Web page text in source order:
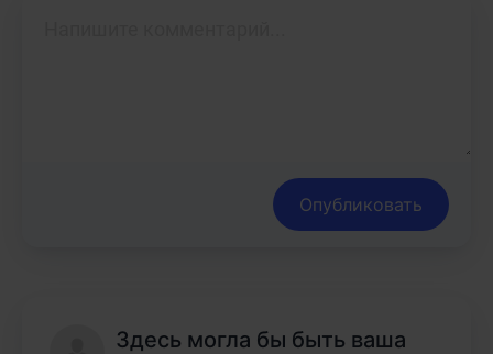
Опубликовать
Здесь могла бы быть ваша